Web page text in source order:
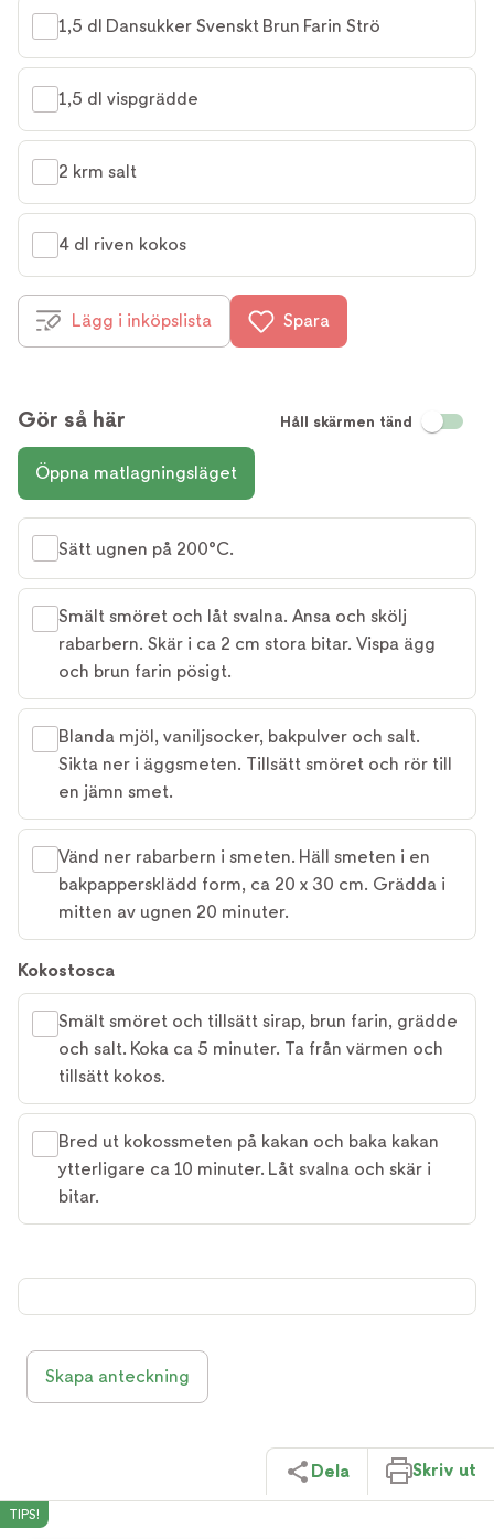
1,5 dl Dansukker Svenskt Brun Farin Strö
1,5 dl vispgrädde
2 krm salt
4 dl riven kokos
Lägg i inköpslista Spara
Gör så här Håll skärmen tänd
Öppna matlagningsläget
Sätt ugnen på 200°C.
Smält smöret och låt svalna. Ansa och skölj
rabarbern. Skär i ca 2 cm stora bitar. Vispa ägg
och brun farin pösigt.
Blanda mjöl, vaniljsocker, bakpulver och salt.
Sikta ner i äggsmeten. Tillsätt smöret och rör till
en jämn smet.
Vänd ner rabarbern i smeten. Häll smeten i en
bakpappersklädd form, ca 20 x 30 cm. Grädda i
mitten av ugnen 20 minuter.
Kokostosca
Smält smöret och tillsätt sirap, brun farin, grädde
och salt. Koka ca 5 minuter. Ta från värmen och
tillsätt kokos.
Bred ut kokossmeten på kakan och baka kakan
ytterligare ca 10 minuter. Låt svalna och skär i
bitar.
Skapa anteckning
Dela Skriv ut
TIPS!